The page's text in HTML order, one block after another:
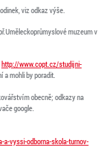
viz odkaz výše.
muzeum v
http://www.copt.cz/studijni-
a mohli by poradit.
obecně; odkazy na
google.
vyssi-odborna-skola-turnov-